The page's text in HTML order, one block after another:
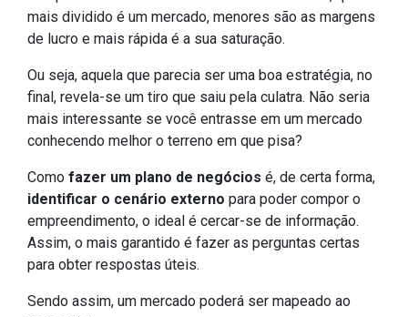
mais dividido é um mercado, menores são as margens
de lucro e mais rápida é a sua saturação.
Ou seja, aquela que parecia ser uma boa estratégia, no
final, revela-se um tiro que saiu pela culatra. Não seria
mais interessante se você entrasse em um mercado
conhecendo melhor o terreno em que pisa?
Como fazer um plano de negócios é, de certa forma,
identificar o cenário externo para poder compor o
empreendimento, o ideal é cercar-se de informação.
Assim, o mais garantido é fazer as perguntas certas
para obter respostas úteis.
Sendo assim, um mercado poderá ser mapeado ao